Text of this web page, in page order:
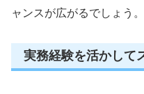
ャンスが広がるでしょう。
実務経験を活かして